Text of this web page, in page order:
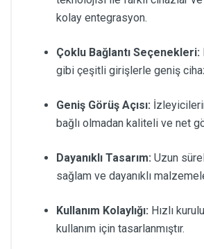
kolay entegrasyon.
Çoklu Bağlantı Seçenekleri:
gibi çeşitli girişlerle geniş
Geniş Görüş Açısı:
bağlı olmadan kaliteli ve net
Dayanıklı Tasarım: Uzun
sağlam ve dayanıklı
Kullanım Kolaylığı: Hızlı
kullanım için tasarlanmıştır.